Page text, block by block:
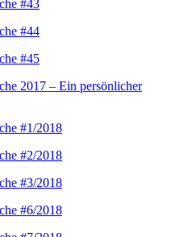
#43
#44
#45
2017 – Ein persönlicher
#1/2018
#2/2018
#3/2018
#6/2018